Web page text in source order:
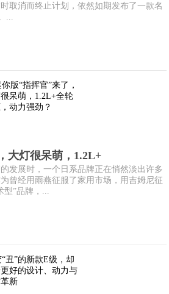
取消而终止计划，依然如期发布了一款名
...
大灯很呆萌，1.2L+
发展时，一个日系品牌正在悄然淡出许多
曾经用雨燕征服了家用市场，用吉姆尼征
”品牌，...